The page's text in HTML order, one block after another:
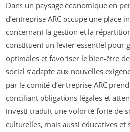
Dans un paysage économique en
d’entreprise ARC occupe une
concernant la gestion et la
constituent un levier essentiel pour
optimales et favoriser le bien-être
social s’adapte aux nouvelles
par le comité d’entreprise ARC
conciliant obligations légales et
investi traduit une volonté forte de
culturelles, mais aussi éducatives et